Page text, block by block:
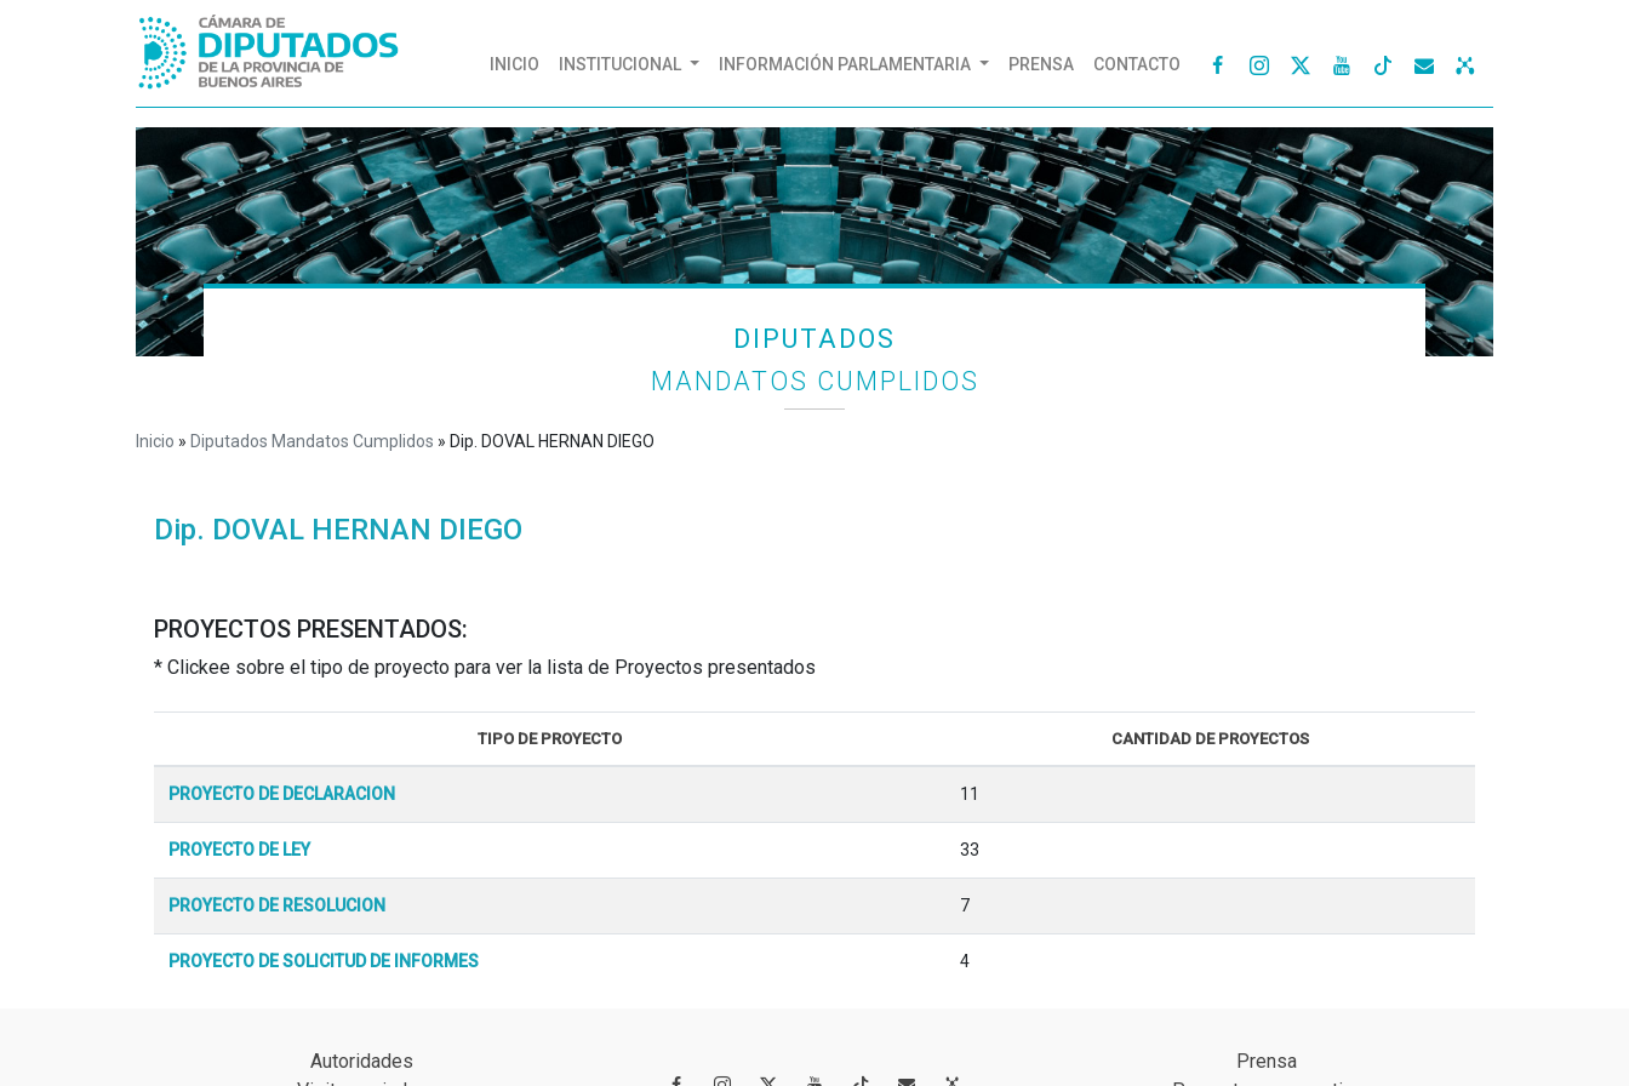
INICIO (CURRENT)
INSTITUCIONAL INFORMACIÓN PARLAMENTARIA PRENSA CONTACTO    
DIPUTADOS
MANDATOS CUMPLIDOS
Inicio » Diputados Mandatos Cumplidos » Dip. DOVAL HERNAN DIEGO
Dip. DOVAL HERNAN DIEGO
PROYECTOS PRESENTADOS:
* Clickee sobre el tipo de proyecto para ver la lista de Proyectos presentados
TIPO DE PROYECTO CANTIDAD DE PROYECTOS
PROYECTO DE DECLARACION 11
PROYECTO DE LEY 33
PROYECTO DE RESOLUCION 7
PROYECTO DE SOLICITUD DE INFORMES 4
Autoridades
Prensa